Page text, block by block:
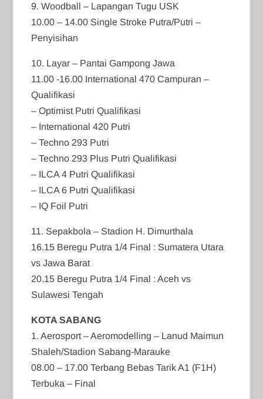
9. Woodball – Lapangan Tugu USK
10.00 – 14.00 Single Stroke Putra/Putri –
Penyisihan
10. Layar – Pantai Gampong Jawa
11.00 -16.00 International 470 Campuran –
Qualifikasi
– Optimist Putri Qualifikasi
– International 420 Putri
– Techno 293 Putri
– Techno 293 Plus Putri Qualifikasi
– ILCA 4 Putri Qualifikasi
– ILCA 6 Putri Qualifikasi
– IQ Foil Putri
11. Sepakbola – Stadion H. Dimurthala
16.15 Beregu Putra 1/4 Final : Sumatera Utara
vs Jawa Barat
20.15 Beregu Putra 1/4 Final : Aceh vs
Sulawesi Tengah
KOTA SABANG
1. Aerosport – Aeromodelling – Lanud Maimun
Shaleh/Stadion Sabang-Marauke
08.00 – 17.00 Terbang Bebas Tarik A1 (F1H)
Terbuka – Final